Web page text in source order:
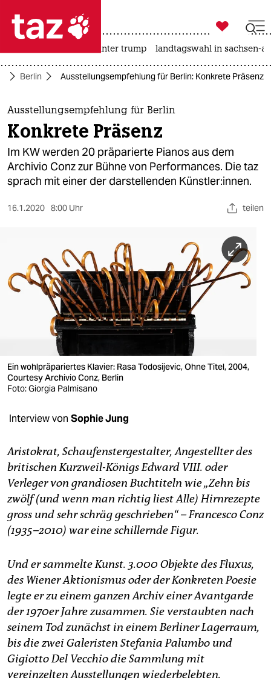
 taz zahl ich
taz zahl ich
themen
politik
öko
gesellschaft
berlin
wahrheit
verlag
shop
fragen & hilfe
unterstützen
abo
genossenschaft

taz zahl ich
usa unter trump landtagswahl in sachsen-
Berlin Ausstellungsempfehlung für Berlin: Konkrete Präsenz
Ausstellungsempfehlung für Berlin
Konkrete Präsenz
Im KW werden 20 präparierte Pianos aus dem
Archivio Conz zur Bühne von Performances. Die taz
sprach mit einer der darstellenden Künstler:innen.
16.1.2020 8:00 Uhr teilen
Ein wohlpräpariertes Klavier: Rasa Todosijevic, Ohne Titel, 2004,
Courtesy Archivio Conz, Berlin
Foto: Giorgia Palmisano
Interview von Sophie Jung
Aristokrat, Schaufenstergestalter, Angestellter des
britischen Kurzweil-Königs Edward VIII. oder
Verleger von grandiosen Buchtiteln wie „Zehn bis
zwölf (und wenn man richtig liest Alle) Hirnrezepte
gross und sehr schräg geschrieben“ – Francesco Conz
(1935–2010) war eine schillernde Figur.
Und er sammelte Kunst. 3.000 Objekte des Fluxus,
des Wiener Aktionismus oder der Konkreten Poesie
legte er zu einem ganzen Archiv einer Avantgarde
der 1970er Jahre zusammen. Sie verstaubten nach
seinem Tod zunächst in einem Berliner Lagerraum,
bis die zwei Galeristen Stefania Palumbo und
Gigiotto Del Vecchio die Sammlung mit
vereinzelten Ausstellungen wiederbelebten.